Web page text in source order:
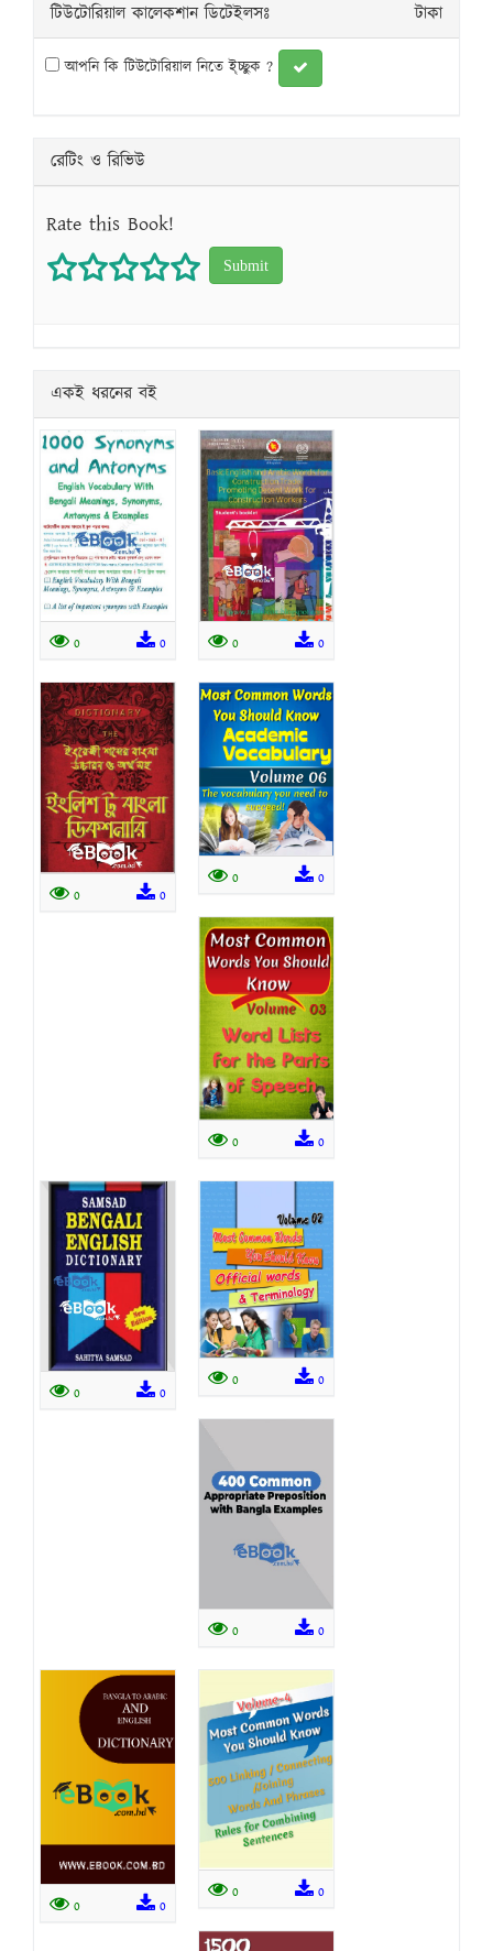
টিউটোরিয়াল কালেকশান ডিটেইলসঃ টাকা
আপনি কি টিউটোরিয়াল নিতে ই্চ্ছুক ?
রেটিং ও রিভিউ
Rate this Book!
5 stars
4 stars
3 stars
2 stars
1 star
একই ধরনের বই
0 0 0 0
0 0
0 0
0 0
0 0
0 0
0 0
0 0
0 0